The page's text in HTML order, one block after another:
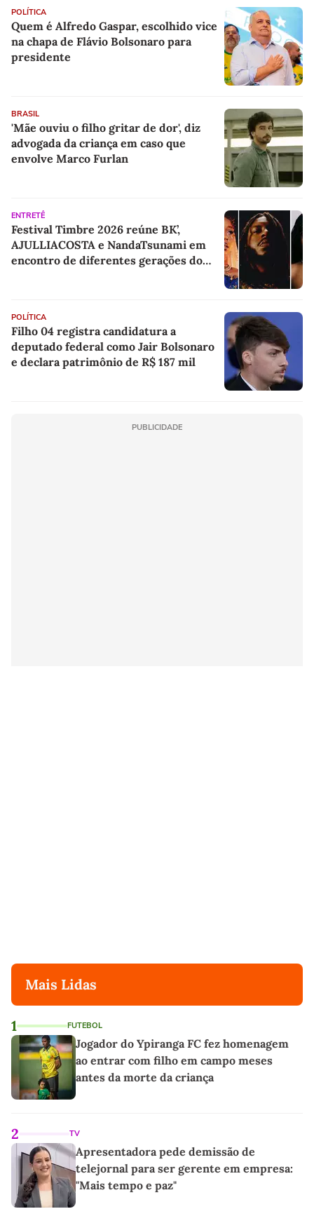
POLÍTICA
Quem é Alfredo Gaspar, escolhido vice
na chapa de Flávio Bolsonaro para
presidente
BRASIL
'Mãe ouviu o filho gritar de dor', diz
advogada da criança em caso que
envolve Marco Furlan
ENTRETÊ
Festival Timbre 2026 reúne BK’,
AJULLIACOSTA e NandaTsunami em
encontro de diferentes gerações do
POLÍTICA
Filho 04 registra candidatura a
deputado federal como Jair Bolsonaro
e declara patrimônio de R$ 187 mil
PUBLICIDADE
Mais Lidas
1 FUTEBOL
Jogador do Ypiranga FC fez homenagem
ao entrar com filho em campo meses
antes da morte da criança
2 TV
Apresentadora pede demissão de
telejornal para ser gerente em empresa:
"Mais tempo e paz"